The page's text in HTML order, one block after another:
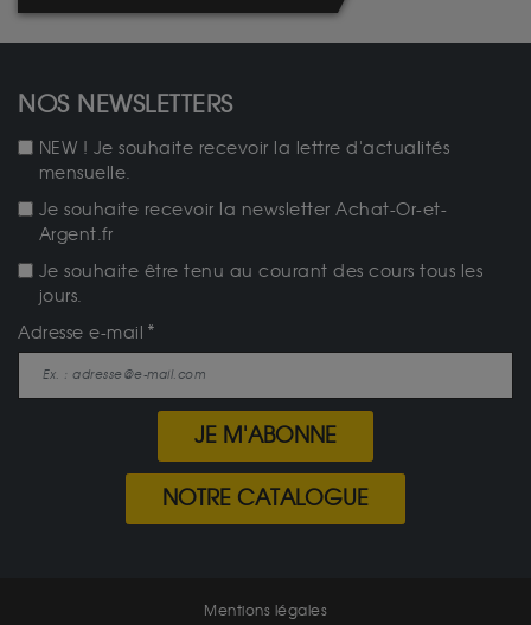
NOS NEWSLETTERS
NEW ! Je souhaite recevoir la lettre d'actualités
mensuelle.
Je souhaite recevoir la newsletter Achat-Or-et-
Argent.fr
Je souhaite être tenu au courant des cours tous les
jours.
Adresse e-mail
JE M'ABONNE
NOTRE CATALOGUE
Mentions légales